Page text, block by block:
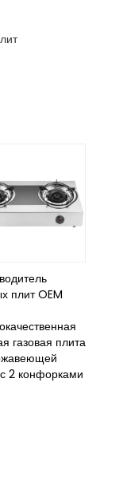
плит OEM
газовая плита
2 конфорками